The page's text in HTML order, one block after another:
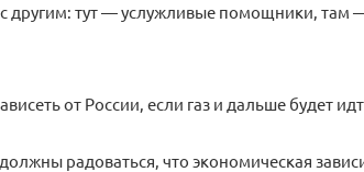
другим: тут — услужливые помощники, там
от России, если газ и дальше будет
радоваться, что экономическая